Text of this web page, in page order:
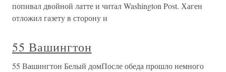
попивал двойной латте и читал Washington Post. Хаген
отложил газету в сторону и
55 Вашингтон
55 Вашингтон Белый домПосле обеда прошло немного